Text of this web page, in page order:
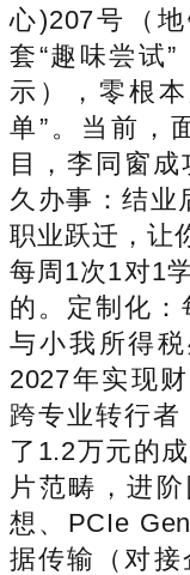
心)207号（
套“趣味尝试
示），零根
单”。当前，
目，李同窗
久办事：结业
职业跃迁，让
每周1次1对1
的。定制化
与小我所得
2027年实现
跨专业转行
了1.2万元的
片范畴，进
想、PCIe
据传输（对接